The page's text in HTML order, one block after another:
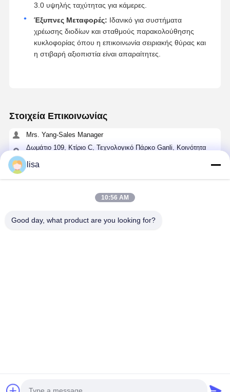
3.0 υψηλής ταχύτητας για κάμερες.
Έξυπνες Μεταφορές: Ιδανικό για συστήματα
χρέωσης διοδίων και σταθμούς παρακολούθησης
κυκλοφορίας όπου η επικοινωνία σειριακής θύρας και
η στιβαρή αξιοπιστία είναι απαραίτητες.
Στοιχεία Επικοινωνίας
Mrs. Yang-Sales Manager
Δωμάτιο 109, Κτίριο C, Τεχνολογικό Πάρκο Ganli, Κοινότητα
+86 18902462095
Συνομιλία τώρα
Shenzhen Kettop Technolgy Limited. All Rights Reserved.
lisa
10:56 AM
Good day, what product are you looking for?